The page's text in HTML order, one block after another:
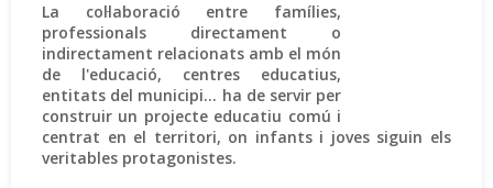
La col·laboració entre famílies,
professionals directament o
indirectament relacionats amb el món
de l'educació, centres educatius,
entitats del municipi... ha de servir per
construir un projecte educatiu comú i
centrat en el territori, on infants i joves siguin els
veritables protagonistes.